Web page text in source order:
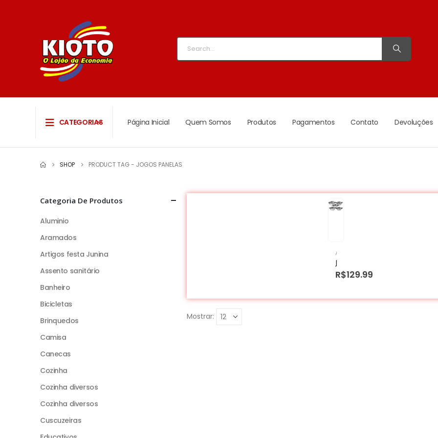
CATEGORIAS Página Inicial Quem Somos Produtos Pagamentos Contato Devoluções
SHOP PRODUCT TAG - JOGOS PANELAS
R$129.99
Mostrar:
Categoria De Produtos
Aluminio
Aramados
Artigos festa Junina
Assento sanitário
Banheiro
Bicicletas
Brinquedos
Camisa
Canecas
Cozinha
Cozinha diversos
Cozinha diversos
Cuscuzeiras